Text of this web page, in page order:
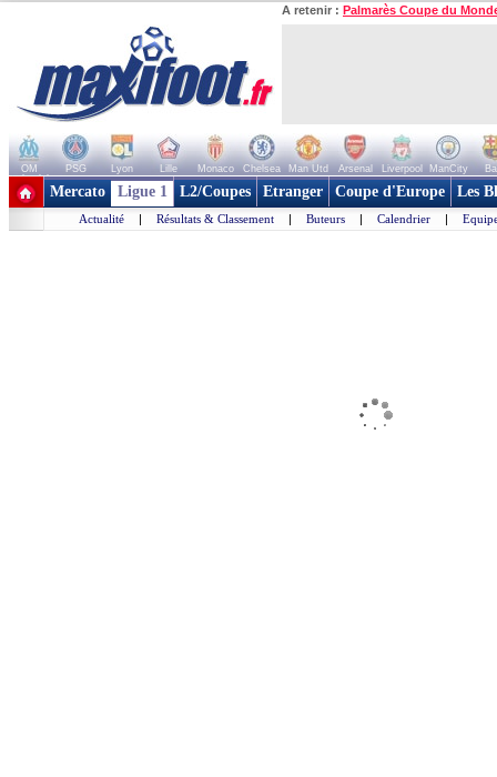
A retenir : Palmarès Coupe du
OM PSG Lyon Lille Monaco Chelsea Man Utd Arsenal Liverpool ManCity
+ de clubs
Mercato Ligue 1 L2/Coupes Etranger Coupe d'Europe Les
Actualité | Résultats & Classement | Buteurs | Calendrier |